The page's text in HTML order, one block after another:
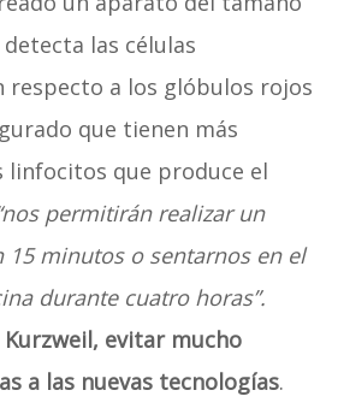
las células
respecto a los glóbulos rojos
que tienen más
linfocitos que produce el
permitirán realizar un
minutos o sentarnos en el
durante cuatro horas”.
evitar mucho
a las nuevas tecnologías.